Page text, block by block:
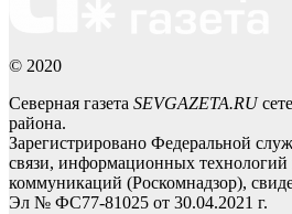
© 2020
Северная газета SEVGAZETA.RU
района.
Зарегистрировано Федеральной
связи, информационных
коммуникаций (Роскомнадзор),
Эл № ФС77-81025 от 30.04.2021 г.